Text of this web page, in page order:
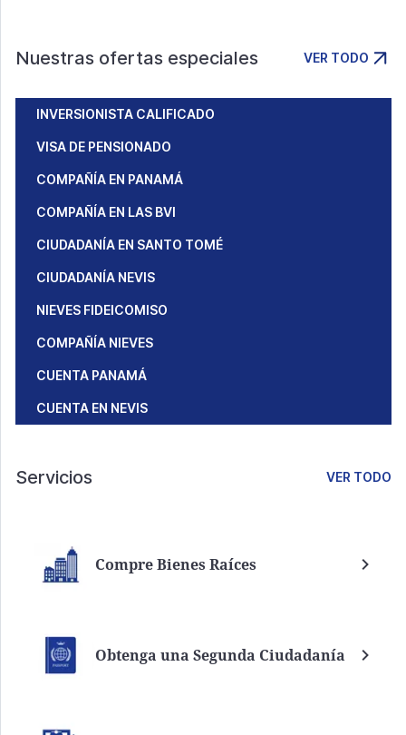
Nuestras ofertas especiales VER TODO
INVERSIONISTA CALIFICADO
VISA DE PENSIONADO
COMPAÑÍA EN PANAMÁ
COMPAÑÍA EN LAS BVI
CIUDADANÍA EN SANTO TOMÉ
CIUDADANÍA NEVIS
NIEVES FIDEICOMISO
COMPAÑÍA NIEVES
CUENTA PANAMÁ
CUENTA EN NEVIS
Servicios VER TODO
Compre Bienes Raíces
Obtenga una Segunda Ciudadanía